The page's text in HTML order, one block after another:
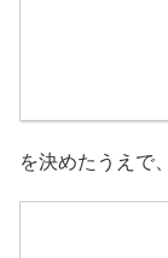
を決めたうえで、